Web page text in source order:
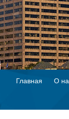
◀
Главная О